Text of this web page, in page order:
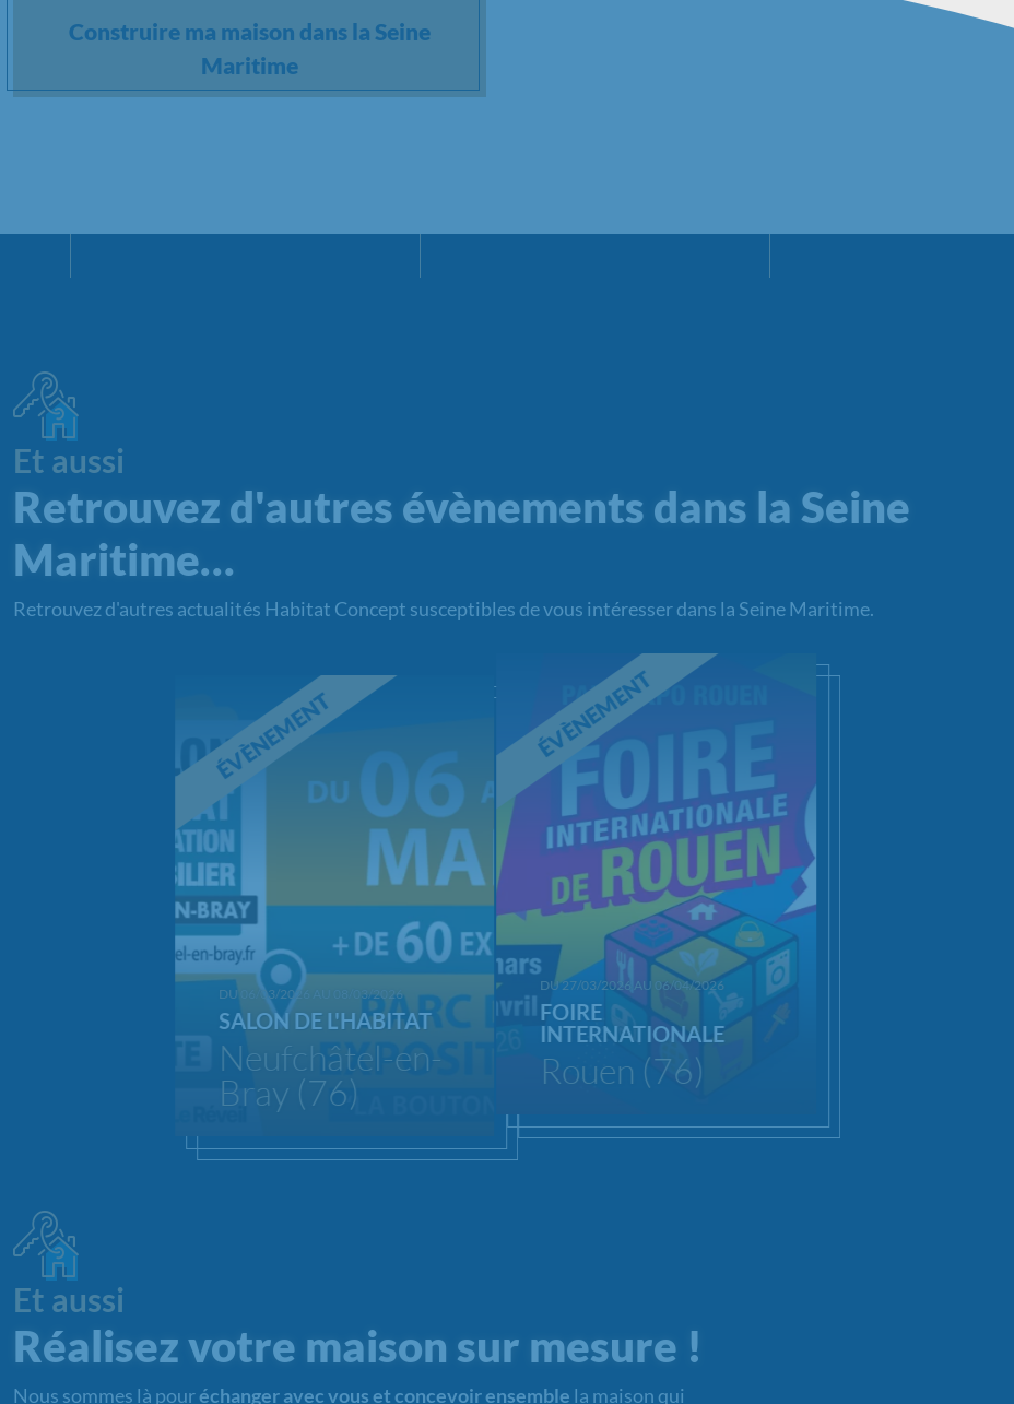
Construire ma maison dans la Seine
Maritime
Et aussi
Retrouvez d'autres évènements dans la Seine
Maritime…
Retrouvez d'autres actualités Habitat Concept susceptibles de vous intéresser dans la Seine Maritime.
Chargement...
ÉVÈNEMENT
DU 06/03/2026 AU 08/03/2026
SALON DE L'HABITAT
Neufchâtel-en-
Bray (76)
ÉVÈNEMENT
DU 27/03/2026 AU 06/04/2026
FOIRE
INTERNATIONALE
Rouen (76)
Et aussi
Réalisez votre maison sur mesure !
Nous sommes là pouréchanger avec vous et concevoir ensemble la maison qui